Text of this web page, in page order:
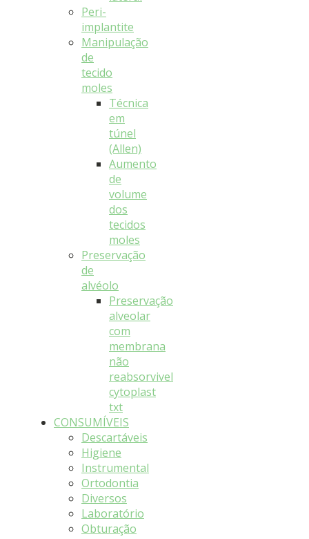
Peri-
implantite
Manipulação
de
tecido
moles
Técnica
em
túnel
(Allen)
Aumento
de
volume
dos
tecidos
moles
Preservação
de
alvéolo
Preservação
alveolar
com
membrana
não
reabsorvivel
cytoplast
txt
CONSUMÍVEIS
Descartáveis
Higiene
Instrumental
Ortodontia
Diversos
Laboratório
Obturação